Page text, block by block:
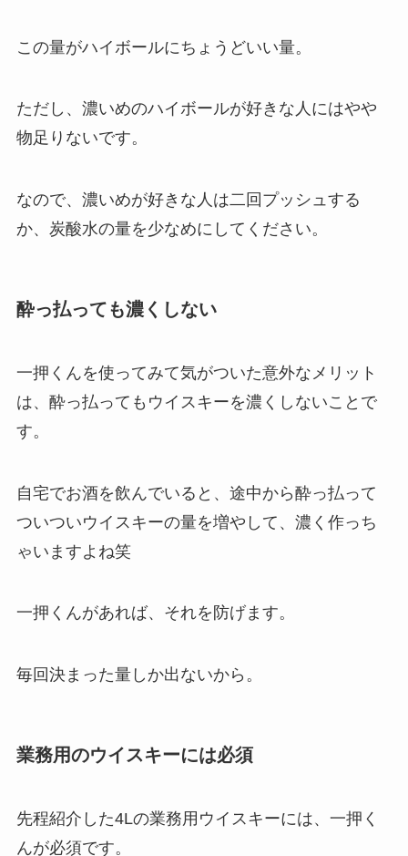
この量がハイボールにちょうどいい量。
ただし、濃いめのハイボールが好きな人にはやや
物足りないです。
なので、濃いめが好きな人は二回プッシュする
か、炭酸水の量を少なめにしてください。
酔っ払っても濃くしない
一押くんを使ってみて気がついた意外なメリット
は、酔っ払ってもウイスキーを濃くしないことで
す。
自宅でお酒を飲んでいると、途中から酔っ払って
ついついウイスキーの量を増やして、濃く作っち
ゃいますよね笑
一押くんがあれば、それを防げます。
毎回決まった量しか出ないから。
業務用のウイスキーには必須
先程紹介した4Lの業務用ウイスキーには、一押く
んが必須です。